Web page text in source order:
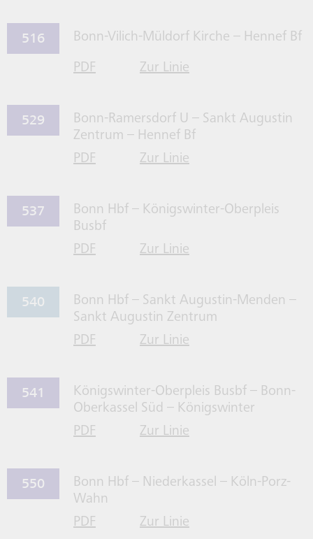
516 Bonn-Vilich-Müldorf Kirche – Hennef Bf
PDFfür Linie 516 herrunterladen
Zur Linie516 gehen
529
Bonn-Ramersdorf U – Sankt Augustin
Zentrum – Hennef Bf
PDFfür Linie 529 herrunterladen
Zur Linie529 gehen
537
Bonn Hbf – Königswinter-Oberpleis
Busbf
PDFfür Linie 537 herrunterladen
Zur Linie537 gehen
540
Bonn Hbf – Sankt Augustin-Menden –
Sankt Augustin Zentrum
PDFfür Linie 540 herrunterladen
Zur Linie540 gehen
541
Königswinter-Oberpleis Busbf – Bonn-
Oberkassel Süd – Königswinter
PDFfür Linie 541 herrunterladen
Zur Linie541 gehen
550
Bonn Hbf – Niederkassel – Köln-Porz-
Wahn
PDFfür Linie 550 herrunterladen
Zur Linie550 gehen